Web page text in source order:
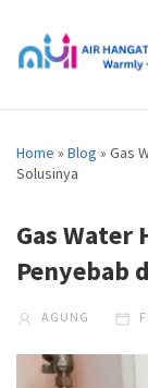
Home » Blog » Gas
Solusinya
Gas Water
Penyebab
AGUNG